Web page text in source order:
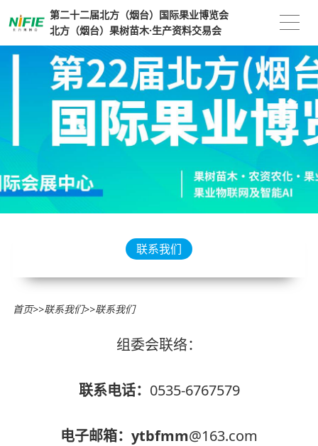
第二十二届北方（烟台）国际果业博览会
北方（烟台）果树苗木·生产资料交易会
联系我们
首页>>联系我们>>联系我们
组委会联络：
联系电话： 0535-6767579
电子邮箱：ytbfmm@163.com